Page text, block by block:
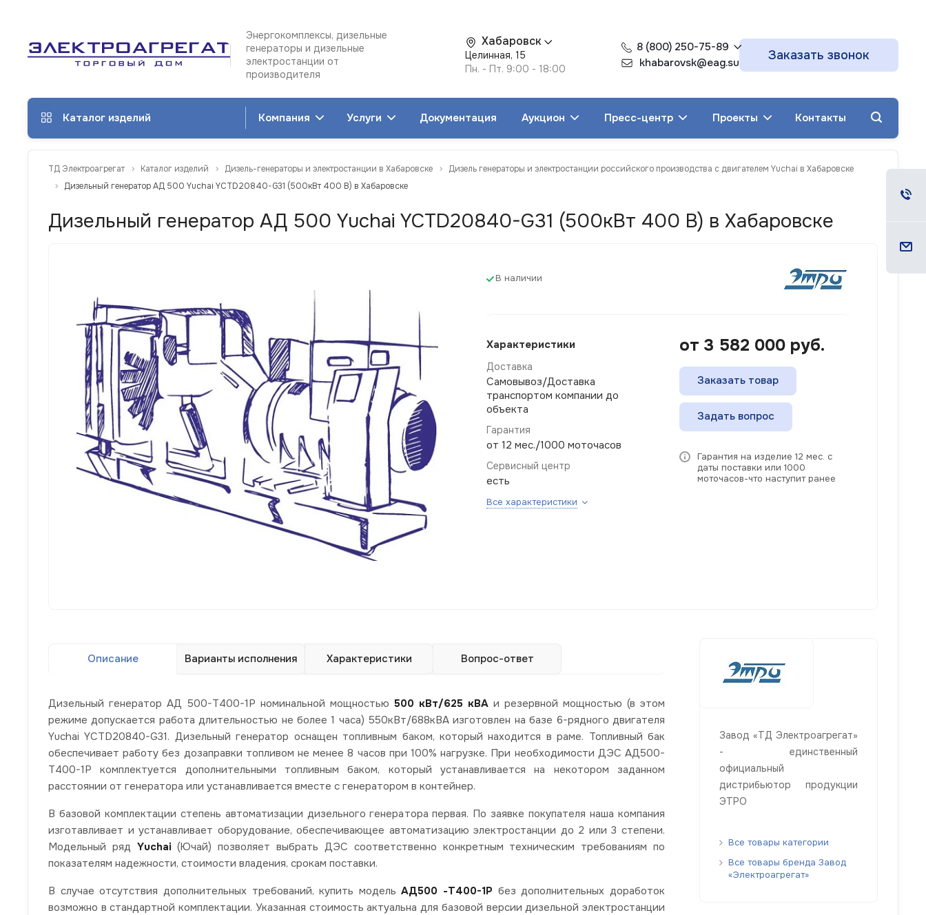
Энергокомплексы, дизельные
генераторы и дизельные
электростанции от
производителя
Хабаровск
Целинная, 15
Пн. - Пт. 9:00 - 18:00
8 (800) 250-75-89
khabarovsk@eag.su
Заказать звонок
Каталог изделий Компания Услуги Документация Аукцион Пресс-центр Проекты Контакты
ТД Электроагрегат Каталог изделий Дизель-генераторы и электростанции в Хабаровске
Дизель генераторы и электростанции российского производства с двигателем Yuchai в Хабаровске
Дизельный генератор АД 500 Yuchai YCTD20840-G31 (500кВт 400 В) в Хабаровске
Дизельный генератор АД 500 Yuchai YCTD20840-G31 (500кВт 400 В) в Хабаровске
В наличии
Характеристики
Доставка
Самовывоз/Доставка
транспортом компании до
объекта
Гарантия
от 12 мес./1000 моточасов
Сервисный центр
есть
Все характеристики
от 3 582 000 руб.
Заказать товар
Задать вопрос
Гарантия на изделие 12 мес. с
даты поставки или 1000
моточасов-что наступит ранее
Описание Варианты исполнения Характеристики Вопрос-ответ
Дизельный генератор АД 500-Т400-1Р номинальной мощностью 500 кВт/625 кВА и резервной мощностью (в этом
режиме допускается работа длительностью не более 1 часа) 550кВт/688кВА изготовлен на базе 6-рядного двигателя
Yuchai YCTD20840-G31. Дизельный генератор оснащен топливным баком, который находится в раме. Топливный бак
обеспечивает работу без дозаправки топливом не менее 8 часов при 100% нагрузке. При необходимости ДЭС АД500-
Т400-1Р комплектуется дополнительными топливным баком, который устанавливается на некотором заданном
расстоянии от генератора или устанавливается вместе с генератором в контейнер.
В базовой комплектации степень автоматизации дизельного генератора первая. По заявке покупателя наша компания
изготавливает и устанавливает оборудование, обеспечивающее автоматизацию электростанции до 2 или 3 степени.
Модельный ряд Yuchai (Ючай) позволяет выбрать ДЭС соответственно конкретным техническим требованиям по
показателям надежности, стоимости владения, срокам поставки.
В случае отсутствия дополнительных требований, купить модельАД500 -Т400-1Р без дополнительных доработок
возможно в стандартной комплектации. Указанная стоимость актуальна для базовой версии дизельной электростанции
Завод «ТД Электроагрегат»
- единственный
официальный
дистрибьютор продукции
ЭТРО
Все товары категории
Все товары бренда Завод
«Электроагрегат»